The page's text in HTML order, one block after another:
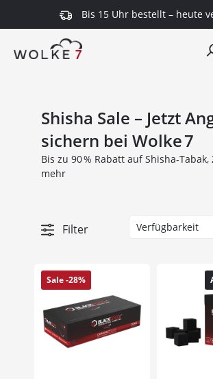
springen Bis 15 Uhr bestellt – heute
Shisha Sale – Jetzt
sichern bei Wolke 7
Bis zu 90 % Rabatt auf Shisha-
mehr
Filter
Sale -28%